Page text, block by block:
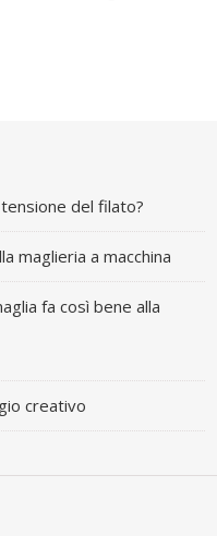
del filato?
maglieria a macchina
fa così bene alla
creativo